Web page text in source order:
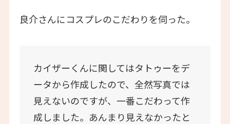
良介さんにコスプレのこだわりを伺った。
カイザーくんに関してはタトゥーをデ
ータから作成したので、全然写真では
見えないのですが、一番こだわって作
成しました。あんまり見えなかったと